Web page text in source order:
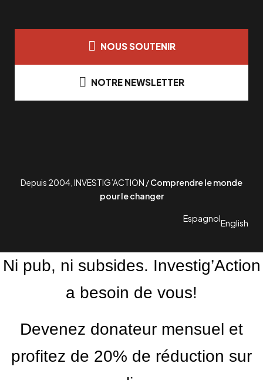
NOUS SOUTENIR
NOTRE NEWSLETTER
Depuis 2004, INVESTIG’ACTION /Comprendre le monde
pour le changer
EspagnolEnglish
Ni pub, ni subsides. Investig’Action
a besoin de vous!
Devenez donateur mensuel et
profitez de 20% de réduction sur